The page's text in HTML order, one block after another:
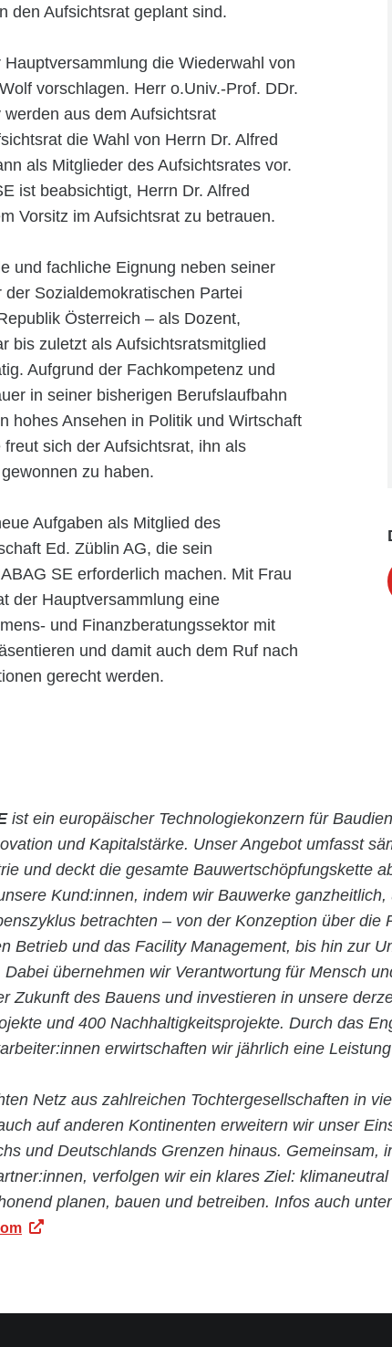
den Aufsichtsrat geplant sind.
die Wiederwahl von
vorschlagen. Herr o.Univ.-Prof. DDr.
aus dem Aufsichtsrat
die Wahl von Herrn Dr. Alfred
als Mitglieder des Aufsichtsrates vor.
ist beabsichtigt, Herrn Dr. Alfred
Vorsitz im Aufsichtsrat zu betrauen.
und fachliche Eignung neben seiner
Sozialdemokratischen Partei
Österreich – als Dozent,
bis zuletzt als Aufsichtsratsmitglied
Aufgrund der Fachkompetenz und
in seiner bisherigen Berufslaufbahn
hohes Ansehen in Politik und Wirtschaft
sich der Aufsichtsrat, ihn als
zu haben.
Aufgaben als Mitglied des
Ed. Züblin AG, die sein
SE erforderlich machen. Mit Frau
der Hauptversammlung eine
und Finanzberatungssektor mit
und damit auch dem Ruf nach
gerecht werden.
ist ein europäischer Technologiekonzern für
und Kapitalstärke. Unser Angebot umfasst
und deckt die gesamte Bauwertschöpfungskette
Kund:innen, indem wir Bauwerke ganzheitlich,
betrachten – von der Konzeption über die
Betrieb und das Facility Management, bis hin zur
übernehmen wir Verantwortung für Mensch
Zukunft des Bauens und investieren in unsere
und 400 Nachhaltigkeitsprojekte. Durch das
erwirtschaften wir jährlich eine
Netz aus zahlreichen Tochtergesellschaften in
auf anderen Kontinenten erweitern wir unser
und Deutschlands Grenzen hinaus. Gemeinsam,
verfolgen wir ein klares Ziel: klimaneutral
planen, bauen und betreiben. Infos auch unter